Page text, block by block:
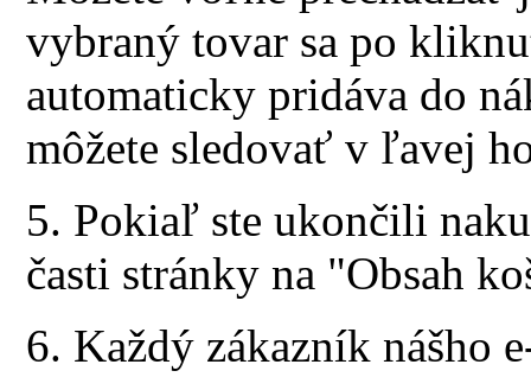
vybraný tovar sa po
automaticky pridáva do
môžete sledovať v ľavej
5. Pokiaľ ste ukončili
časti stránky na "Obsah
6. Každý zákazník nášho